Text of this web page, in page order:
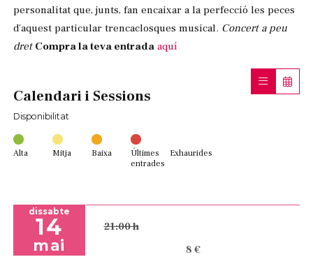
personalitat que, junts, fan encaixar a la perfecció les peces
d’aquest particular trencaclosques musical. Concert a peu
dret Compra la teva entrada aquí
Calendari i Sessions
Disponibilitat
Alta Mitja Baixa
Últimes
entrades
Exhaurides
dissabte
14
mai
21:00 h
8 €